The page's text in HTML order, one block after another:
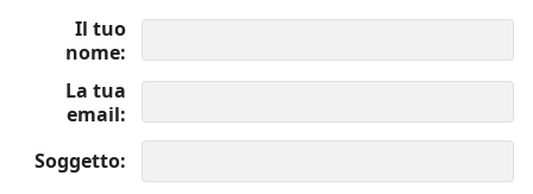
Il tuo
nome
La tua
email
Soggetto